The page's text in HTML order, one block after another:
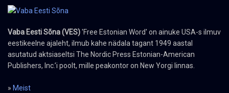
Vaba Eesti Sõna (VES)'Free Estonian Word' on ainuke USA-s ilmuv
eestikeelne ajaleht, ilmub kahe nädala tagant 1949 aastal
asutatud aktsiaseltsi The Nordic Press Estonian-American
Publishers, Inc.’i poolt, mille peakontor on New Yorgi linnas.
» Meist